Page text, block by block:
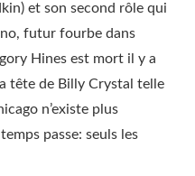
et son second rôle qui
futur fourbe dans
Hines est mort il y a
tête de Billy Crystal telle
n’existe plus
passe: seuls les